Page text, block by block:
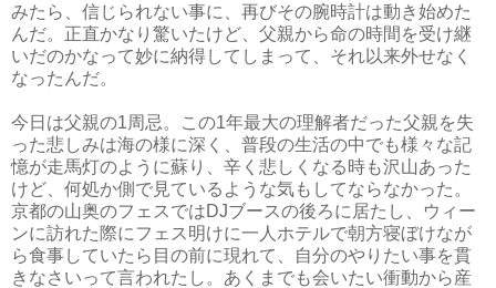
みたら、信じられない事に、再びその腕時計は動き始めた
んだ。正直かなり驚いたけど、父親から命の時間を受け継
いだのかなって妙に納得してしまって、それ以来外せなく
なったんだ。
今日は父親の1周忌。この1年最大の理解者だった父親を失
った悲しみは海の様に深く、普段の生活の中でも様々な記
憶が走馬灯のように蘇り、辛く悲しくなる時も沢山あった
けど、何処か側で見ているような気もしてならなかった。
京都の山奥のフェスではDJブースの後ろに居たし、ウィー
ンに訪れた際にフェス明けに一人ホテルで朝方寝ぼけなが
ら食事していたら目の前に現れて、自分のやりたい事を貫
きなさいって言われたし。あくまでも会いたい衝動から産